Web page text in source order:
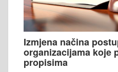
Izmjena načina
organizacijama koje
propisima